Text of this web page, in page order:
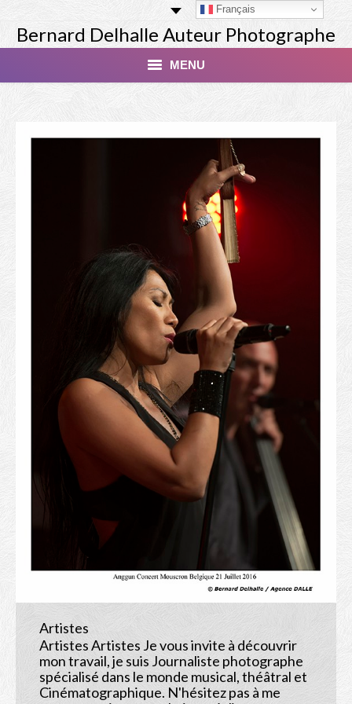
Bernard Delhalle Auteur Photographe
MENU
Tirage Paysages
Studio
Les Modèles
Livres
Albums
Bio
Contact
Artistes
Artistes Artistes Je vous invite à découvrir
mon travail, je suis Journaliste photographe
spécialisé dans le monde musical, théâtral et
Cinématographique. N'hésitez pas à me
Français